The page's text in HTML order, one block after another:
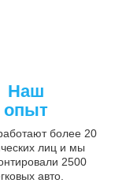
Наш
опыт
более 20
лиц и мы
2500
авто.